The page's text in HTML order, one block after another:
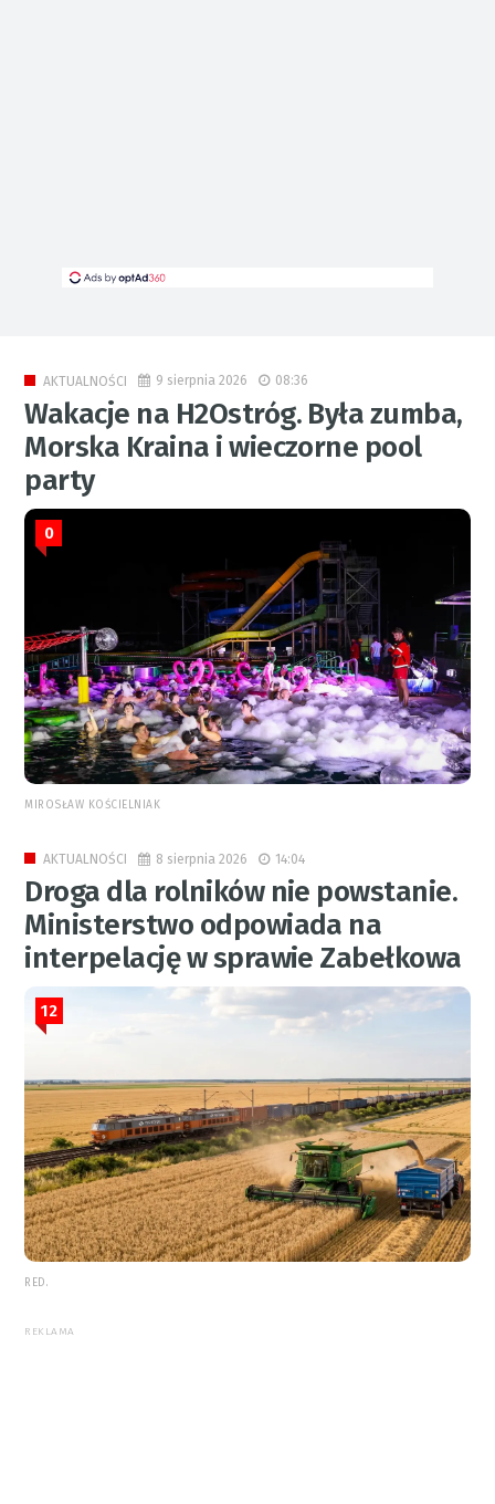
AKTUALNOŚCI 9 sierpnia 2026 08:36
Wakacje na H2Ostróg. Była zumba,
Morska Kraina i wieczorne pool
party
0
MIROSŁAW KOŚCIELNIAK
AKTUALNOŚCI 8 sierpnia 2026 14:04
Droga dla rolników nie powstanie.
Ministerstwo odpowiada na
interpelację w sprawie Zabełkowa
12
RED.
REKLAMA